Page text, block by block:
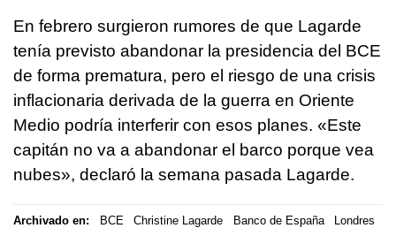
En febrero surgieron rumores de que Lagarde
tenía previsto abandonar la presidencia del BCE
de forma prematura, pero el riesgo de una crisis
inflacionaria derivada de la guerra en Oriente
Medio podría interferir con esos planes. «Este
capitán no va a abandonar el barco porque vea
nubes», declaró la semana pasada Lagarde.
Archivado en: BCE Christine Lagarde Banco de España
Londres